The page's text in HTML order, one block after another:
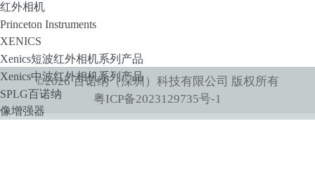
红外相机
Princeton Instruments
XENICS
Xenics短波红外相机系列产品
Xenics中波红外相机系列产品
SPLG百诺纳
像增强器
©2026 百诺纳（深圳）科技有限公司 版权所有
粤ICP备2023129735号-1